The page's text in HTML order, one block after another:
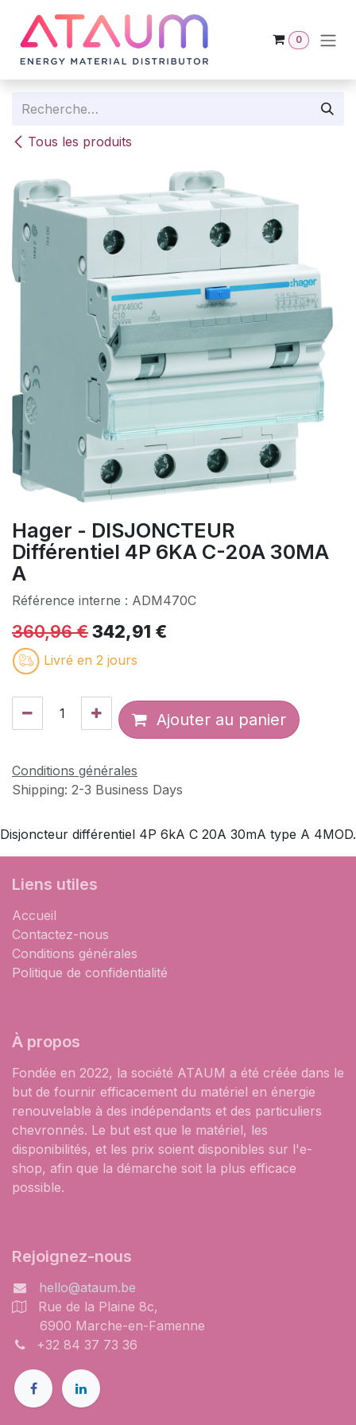
0
Tous les produits
Hager - DISJONCTEUR
Différentiel 4P 6KA C-20A 30MA
A
Référence interne : ADM470C
360,96€342,91 €
Livré en 2 jours
Ajouter au panier
Conditions générales
Shipping: 2-3 Business Days
Disjoncteur différentiel 4P 6kA C 20A 30mA type A 4MOD.
Liens utiles
Accueil
Contactez-nous
Conditions générales
Politique de confidentialité
À propos
Fondée en 2022, la société ATAUM a été créée dans le
but de fournir efficacement du matériel en énergie
renouvelable à des indépendants et des particuliers
chevronnés. Le but est que le matériel, les
disponibilités, et les prix soient disponibles sur l'e-
shop, afin que la démarche soit la plus efficace
possible.
Rejoignez-nous
hello@ataum.be
Rue de la Plaine 8c,
6900 Marche-en-Famenne
+32 84 37 73 36